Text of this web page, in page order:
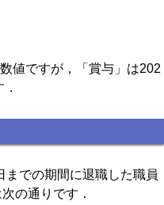
値ですが，「賞与」は202
での期間に退職した職員
の通りです．